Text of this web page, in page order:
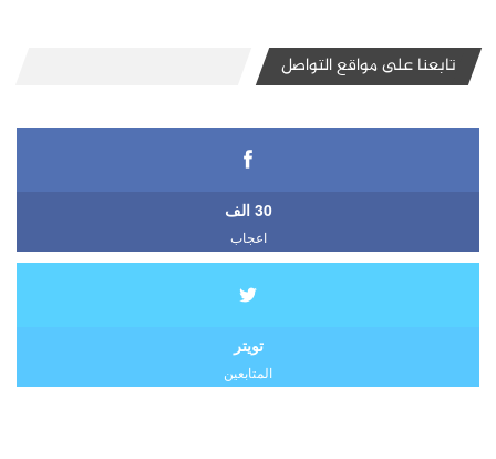
تابعنا على مواقع التواصل
30 الف
اعجاب
تويتر
المتابعين